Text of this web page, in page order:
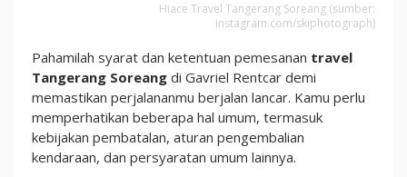
Hiace Travel Tangerang Soreang (sumber:
instagram.com/skiphotograph)
Pahamilah syarat dan ketentuan pemesanan travel
Tangerang Soreang di Gavriel Rentcar demi
memastikan perjalananmu berjalan lancar. Kamu perlu
memperhatikan beberapa hal umum, termasuk
kebijakan pembatalan, aturan pengembalian
kendaraan, dan persyaratan umum lainnya.